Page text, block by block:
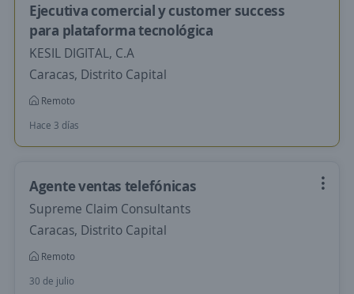
Ejecutiva comercial y customer success
para plataforma tecnológica
KESIL DIGITAL, C.A
Caracas, Distrito Capital
Remoto
Hace 3 días
Agente ventas telefónicas
Supreme Claim Consultants
Caracas, Distrito Capital
Remoto
30 de julio